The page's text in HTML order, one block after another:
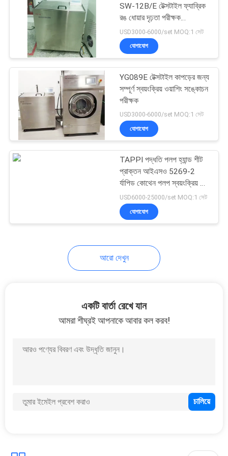
তরল পৃষ্ঠতল টেনশন মিটার
ল্যাবরেটরি ভ্যাকুয়াম ফ্রিজ
ল্যাব টেস্টিং যন্ত্র
মেশিন
SW-12B/E টেক্সটাইল ফ্যাব্রিক
রঙ ধোয়ার দৃঢ়তা পরীক্ষক
Rotawash রঙ দৃঢ়তা পরীক্ষক
USD3000-6000/set MOQ:1 সেট
যোগাযোগ
YG089E টেক্সটাইল কাপড়ের জন্য
সম্পূর্ণ স্বয়ংক্রিয় ওয়াশিং সঙ্কোচন
পরীক্ষক
USD3000-6000/set MOQ:1 সেট
যোগাযোগ
TAPPI পদ্ধতি পলপ হ্যান্ড শীট
প্রাক্তন আইএসও 5269-2
র্যাপিড কোথেন পলপ স্বয়ংক্রিয় শীট
প্রাক্তন তিন ভ্যাকুয়াম ড্রায়ার সহ
USD6000-25000/set MOQ:1 সেট
যোগাযোগ
আরো দেখুন
একটি বার্তা রেখে যান
আমরা শীঘ্রই আপনাকে আবার কল করব!